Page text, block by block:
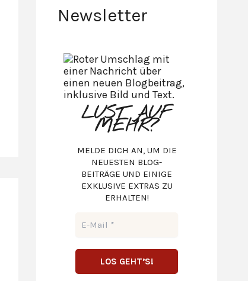
Newsletter
LUST AUF
MEHR?
MELDE DICH AN, UM DIE
NEUESTEN BLOG-
BEITRÄGE UND EINIGE
EXKLUSIVE EXTRAS ZU
ERHALTEN!